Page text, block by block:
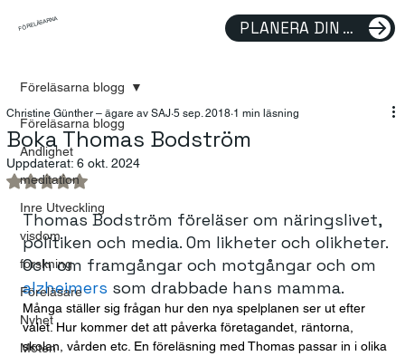
FÖRELÄSARNA PLANERA DIN FÖRELÄSNING
Föreläsarna blogg
Andlighet
meditation
Inre Utveckling
visdom
forskning
Föreläsare
Nyhet
Möten
Föreläsarna blogg
Boka Thomas Bodström
Christine Günther – ägare av SAJ 5 sep. 2018 1 min läsning
Uppdaterat: 6 okt. 2024
Betygsatt till NaN av 5 stjärnor.
Thomas Bodström föreläser om näringslivet,
politiken och media. Om likheter och olikheter.
Och om framgångar och motgångar och om
alzheimers som drabbade hans mamma.
Många ställer sig frågan hur den nya spelplanen ser ut efter
valet. Hur kommer det att påverka företagandet, räntorna,
skolan, vården etc. En föreläsning med Thomas passar in i olika